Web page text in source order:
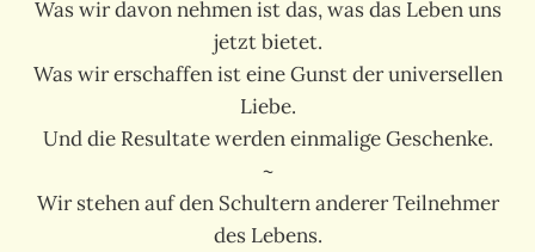
Was wir davon nehmen ist das, was das Leben uns
jetzt bietet.
Was wir erschaffen ist eine Gunst der universellen
Liebe.
Und die Resultate werden einmalige Geschenke.
~
Wir stehen auf den Schultern anderer Teilnehmer
des Lebens.